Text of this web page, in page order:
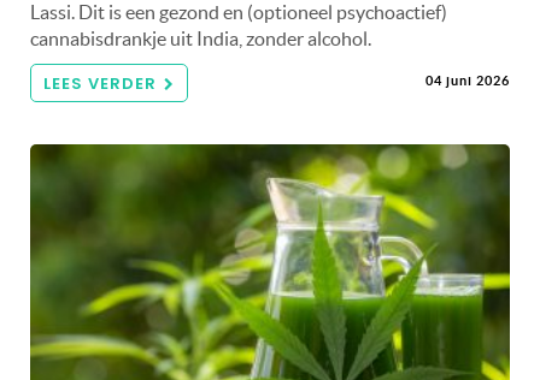
Lassi. Dit is een gezond en (optioneel psychoactief)
cannabisdrankje uit India, zonder alcohol.
LEES VERDER 04 juni 2026